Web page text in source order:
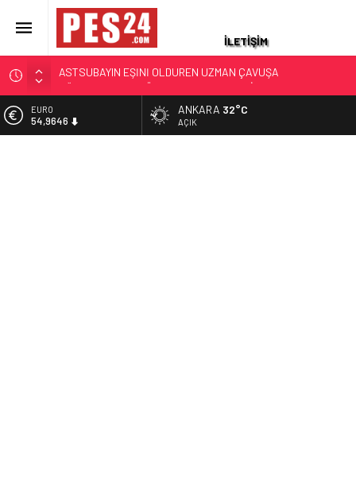
İLETİŞİM
JANDARMA ASTSUBAYIN EŞİ VE KIZI TOPRAĞA VERİLDİ!
87 YAŞINDAKİ EMEKLİ ASTSUBAY HAYATINI KAYBETTİ
YAKALANAN FİRARİ ESKİ YÜZBAŞININ İFADESİ ORTAYA
ALTIN
6.488,95
ANKARA 32°C
AÇIK